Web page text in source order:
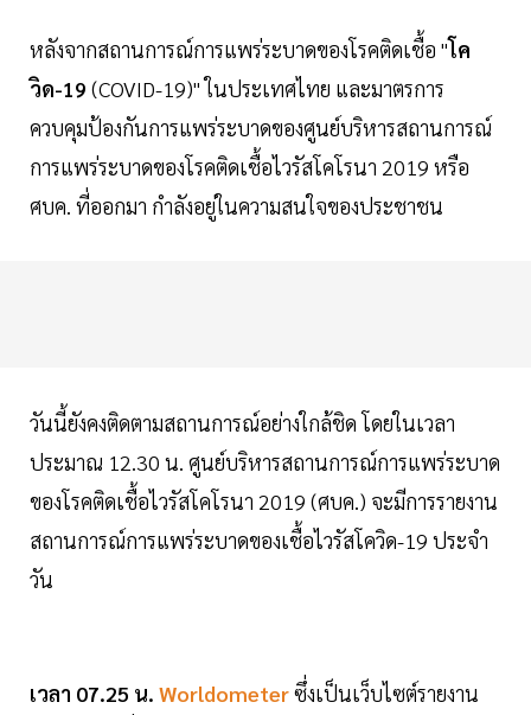
หลังจากสถานการณ์การแพร่ระบาดของโรคติดเชื้อ "โค
วิด-19 (COVID-19)" ในประเทศไทย และมาตรการ
ควบคุมป้องกันการแพร่ระบาดของศูนย์บริหารสถานการณ์
การแพร่ระบาดของโรคติดเชื้อไวรัสโคโรนา 2019 หรือ
ศบค. ที่ออกมา กำลังอยู่ในความสนใจของประชาชน
วันนี้ยังคงติดตามสถานการณ์อย่างใกล้ชิด โดยในเวลา
ประมาณ 12.30 น. ศูนย์บริหารสถานการณ์การแพร่ระบาด
ของโรคติดเชื้อไวรัสโคโรนา 2019 (ศบค.) จะมีการรายงาน
สถานการณ์การแพร่ระบาดของเชื้อไวรัสโควิด-19 ประจำ
วัน
เวลา 07.25 น. Worldometerซึ่งเป็นเว็บไซต์รายงาน